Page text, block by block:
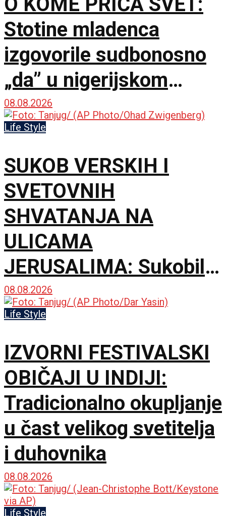
Stotine mladenca
izgovorile sudbonosno
„da” u nigerijskom
gradu Kano
08.08.2026
Life Style
SUKOB VERSKIH I
SVETOVNIH
SHVATANJA NA
ULICAMA
JERUSALIMA: Sukobili
se ultraortodoksni
demonstranti, građani i
policija zbog rada kafića
subotom
08.08.2026
Life Style
IZVORNI FESTIVALSKI
OBIČAJI U INDIJI:
Tradicionalno okupljanje
u čast velikog svetitelja
i duhovnika
08.08.2026
Life Style